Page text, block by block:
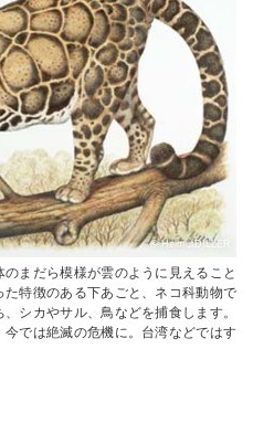
© HelmutDILLER
まだら模様が雲のように見えること
特徴のある下あごと、ネコ科動物で
シカやサル、鳥などを捕食します。
では絶滅の危機に。台湾などではす